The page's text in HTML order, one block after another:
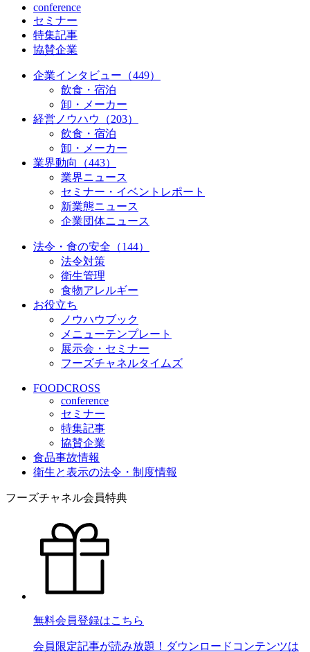
conference
セミナー
特集記事
協賛企業
企業インタビュー（449）
飲食・宿泊
卸・メーカー
経営ノウハウ（203）
飲食・宿泊
卸・メーカー
業界動向（443）
業界ニュース
セミナー・イベントレポート
新業態ニュース
企業団体ニュース
法令・食の安全（144）
法令対策
衛生管理
食物アレルギー
お役立ち
ノウハウブック
メニューテンプレート
展示会・セミナー
フーズチャネルタイムズ
FOODCROSS
conference
セミナー
特集記事
協賛企業
食品事故情報
衛生と表示の法令・制度情報
フーズチャネル会員特典
無料会員登録はこちら
会員限定記事が読み放題！ダウンロードコンテンツは